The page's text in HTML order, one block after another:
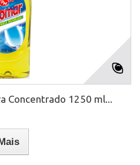
Concentrado 1250 ml...